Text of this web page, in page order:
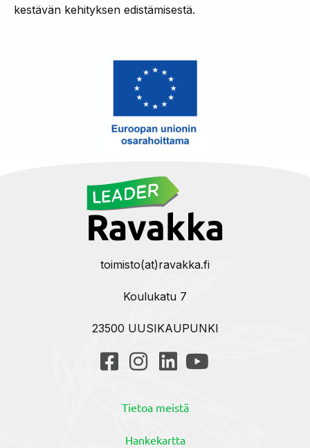
kestävän kehityksen edistämisestä.
toimisto(at)ravakka.fi
Koulukatu 7
23500 UUSIKAUPUNKI
Tietoa meistä
Hankekartta